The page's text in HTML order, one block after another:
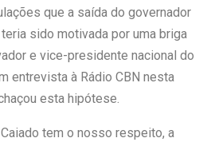
que a saída do governador
sido motivada por uma briga
e vice-presidente nacional do
entrevista à Rádio CBN nesta
esta hipótese.
tem o nosso respeito, a